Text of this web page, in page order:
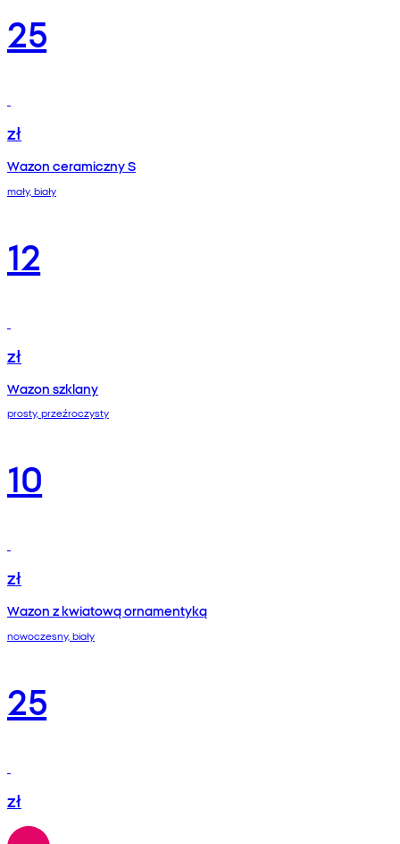
25
zł
Wazon ceramiczny S
mały, biały
12
zł
Wazon szklany
prosty, przeźroczysty
10
zł
Wazon z kwiatową ornamentyką
nowoczesny, biały
25
zł